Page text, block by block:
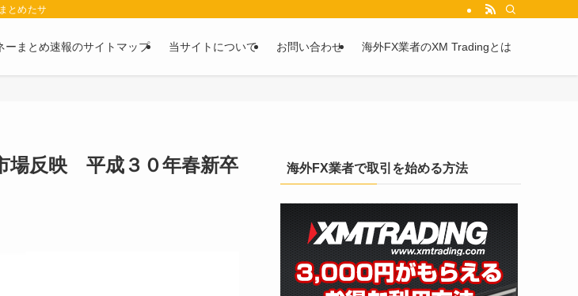
めたサイトです。お金に関する情報の口コミや評判を2chや5chからピックアップしています。
ーまとめ速報のサイトマップ 当サイトについて お問い合わせ 海外FX業者のXM Tradingとは
場反映 平成３０年春新卒
海外FX業者で取引を始める方法